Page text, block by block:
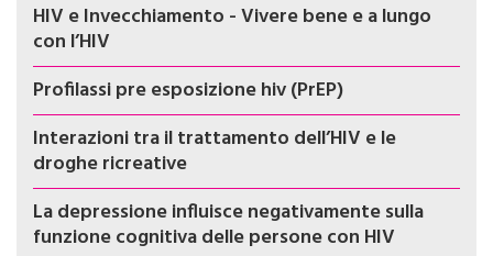
HIV e Invecchiamento - Vivere bene e a lungo
con l’HIV
Profilassi pre esposizione hiv (PrEP)
Interazioni tra il trattamento dell’HIV e le
droghe ricreative
La depressione influisce negativamente sulla
funzione cognitiva delle persone con HIV